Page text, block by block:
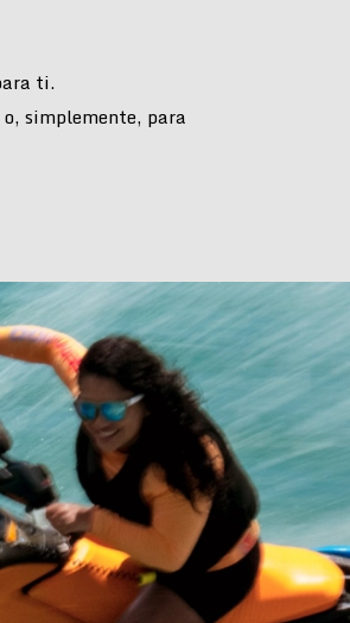
ti.
o, simplemente, para